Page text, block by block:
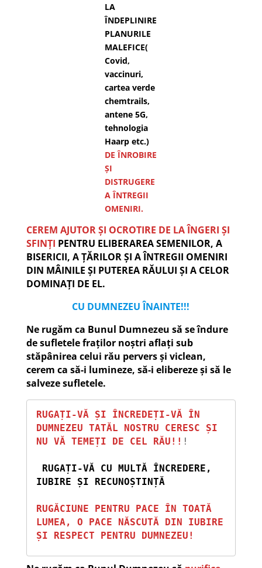
LA
ÎNDEPLINIRE
PLANURILE
MALEFICE(
Covid,
vaccinuri,
cartea verde
chemtrails,
antene 5G,
tehnologia
Haarp etc.)
DE ÎNROBIRE
ȘI
DISTRUGERE
A ÎNTREGII
OMENIRI.
CEREM AJUTOR ȘI OCROTIRE DE LA ÎNGERI ȘI
SFINȚI PENTRU ELIBERAREA SEMENILOR, A
BISERICII, A ȚĂRILOR ȘI A ÎNTREGII OMENIRI
DIN MÂINILE ȘI PUTEREA RĂULUI ȘI A CELOR
DOMINAȚI DE EL.
CU DUMNEZEU ÎNAINTE!!!
Ne rugăm ca Bunul Dumnezeu să se îndure
de sufletele fraților noștri aflați sub
stăpânirea celui rău pervers și viclean,
cerem ca să-i lumineze, să-i elibereze și să le
salveze sufletele.
RUGAȚI-VĂ ȘI ÎNCREDEȚI-VĂ ÎN
DUMNEZEU TATĂL NOSTRU CERESC ȘI
NU VĂ TEMEȚI DE CEL RĂU!! !
RUGAȚI-VĂ CU MULTĂ ÎNCREDERE,
IUBIRE ȘI RECUNOȘTINȚĂ
RUGĂCIUNE PENTRU PACE ÎN TOATĂ
LUMEA, O PACE NĂSCUTĂ DIN IUBIRE
ȘI RESPECT PENTRU DUMNEZEU!